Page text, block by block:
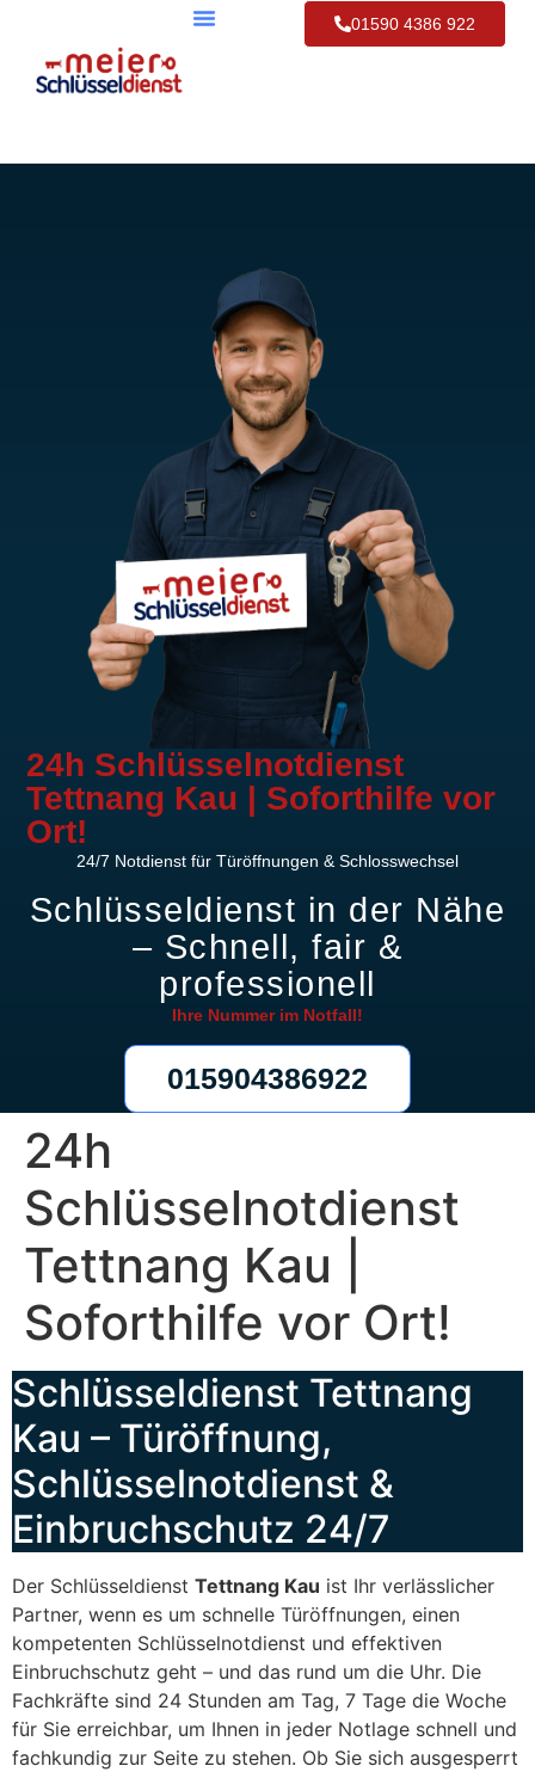
01590 4386 922
24h Schlüsselnotdienst
Tettnang Kau | Soforthilfe vor
Ort!
24/7 Notdienst für Türöffnungen & Schlosswechsel
Schlüsseldienst in der Nähe
– Schnell, fair &
professionell
Ihre Nummer im Notfall!
015904386922
24h
Schlüsselnotdienst
Tettnang Kau |
Soforthilfe vor Ort!
Schlüsseldienst Tettnang
Kau – Türöffnung,
Schlüsselnotdienst &
Einbruchschutz 24/7
Der Schlüsseldienst Tettnang Kau ist Ihr verlässlicher
Partner, wenn es um schnelle Türöffnungen, einen
kompetenten Schlüsselnotdienst und effektiven
Einbruchschutz geht – und das rund um die Uhr. Die
Fachkräfte sind 24 Stunden am Tag, 7 Tage die Woche
für Sie erreichbar, um Ihnen in jeder Notlage schnell und
fachkundig zur Seite zu stehen. Ob Sie sich ausgesperrt